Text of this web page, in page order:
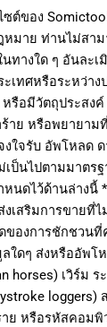
ต์ของ
มาย ท่านไม่สาม
ทางใด ๆ อันละ
เทศหรือระหว่าง
รือมีวัตถุประสง
าย หรือพยายาม
งใจรับ อัพโหลด
ป็นไปตามมาตร
นดไว้ด้านล่างนี้
เสริมการขายที่ไ
องการชักชวนที่
ลใดๆ ส่งหรืออัพ
horses) เวิร์ม ร
loggers)
ย หรือรหัสคอมพิ